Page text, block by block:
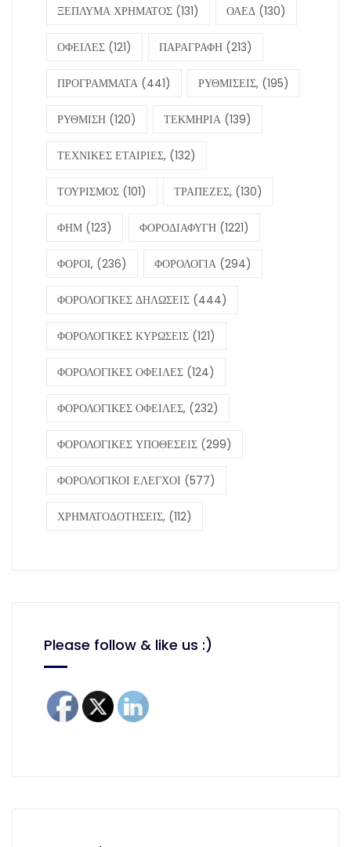
ΞΕΠΛΥΜΑ ΧΡΗΜΑΤΟΣ (131) ΟΑΕΔ (130)
ΟΦΕΙΛΕΣ (121) ΠΑΡΑΓΡΑΦΗ (213)
ΠΡΟΓΡΑΜΜΑΤΑ (441) ΡΥΘΜΙΣΕΙΣ, (195)
ΡΥΘΜΙΣΗ (120) ΤΕΚΜΗΡΙΑ (139)
ΤΕΧΝΙΚΕΣ ΕΤΑΙΡΙΕΣ, (132)
ΤΟΥΡΙΣΜΟΣ (101) ΤΡΑΠΕΖΕΣ, (130)
ΦΗΜ (123) ΦΟΡΟΔΙΑΦΥΓΗ (1221)
ΦΟΡΟΙ, (236) ΦΟΡΟΛΟΓΙΑ (294)
ΦΟΡΟΛΟΓΙΚΕΣ ΔΗΛΩΣΕΙΣ (444)
ΦΟΡΟΛΟΓΙΚΕΣ ΚΥΡΩΣΕΙΣ (121)
ΦΟΡΟΛΟΓΙΚΕΣ ΟΦΕΙΛΕΣ (124)
ΦΟΡΟΛΟΓΙΚΕΣ ΟΦΕΙΛΕΣ, (232)
ΦΟΡΟΛΟΓΙΚΕΣ ΥΠΟΘΕΣΕΙΣ (299)
ΦΟΡΟΛΟΓΙΚΟΙ ΕΛΕΓΧΟΙ (577)
ΧΡΗΜΑΤΟΔΟΤΗΣΕΙΣ, (112)
Please follow & like us :)